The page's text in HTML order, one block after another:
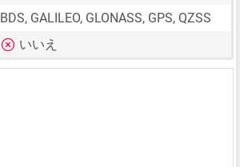
BDS, GALILEO, GLONASS, GPS, QZSS
いいえ